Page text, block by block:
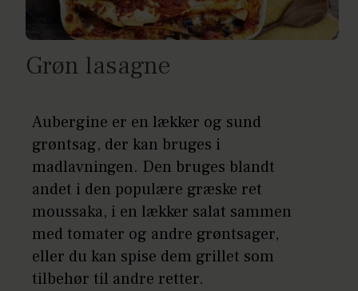
Grøn lasagne
Aubergine er en lækker og sund
grøntsag, der kan bruges i
madlavningen. Den bruges blandt
andet i den populære græske ret
moussaka, i en lækker salat sammen
med tomater og andre grøntsager,
eller du kan spise dem grillet som
tilbehør til andre retter.